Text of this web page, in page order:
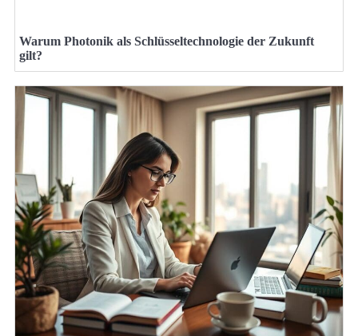
Warum Photonik als Schlüsseltechnologie der Zukunft
gilt?